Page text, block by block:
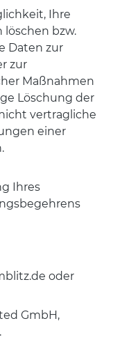
Ihre
bzw.
Daten zur
zur
Maßnahmen
Löschung der
vertragliche
einer
Ihres
oder
GmbH,